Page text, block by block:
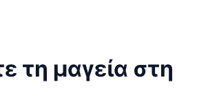
τη μαγεία στη